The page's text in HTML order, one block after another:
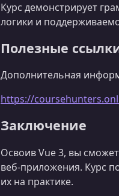
Курс демонстрирует
логики и
Полезные
Дополнительная
https://
Заключение
Освоив Vue 3, вы
веб‑приложения. Курс
их на практике.